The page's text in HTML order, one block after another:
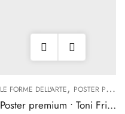
LE FORME DELL'ARTE, POSTER PREMIUM
Poster premium • Toni Frissell